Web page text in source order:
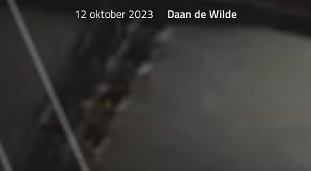
12 oktober 2023 Daan de Wilde